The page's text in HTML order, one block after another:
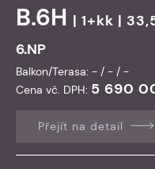
B.6H | 1+kk |
6.NP
Balkon/Terasa: - / - / -
Cena vč. DPH: 5 690
Přejít na detail